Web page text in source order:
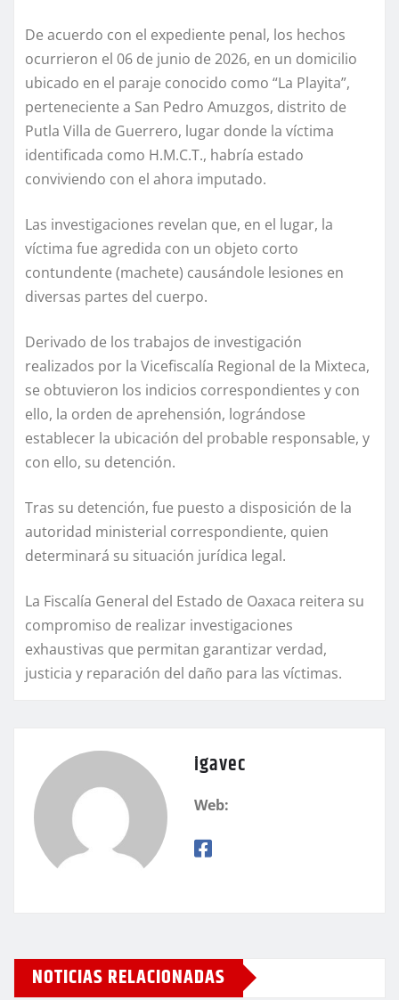
De acuerdo con el expediente penal, los hechos
ocurrieron el 06 de junio de 2026, en un domicilio
ubicado en el paraje conocido como “La Playita”,
perteneciente a San Pedro Amuzgos, distrito de
Putla Villa de Guerrero, lugar donde la víctima
identificada como H.M.C.T., habría estado
conviviendo con el ahora imputado.
Las investigaciones revelan que, en el lugar, la
víctima fue agredida con un objeto corto
contundente (machete) causándole lesiones en
diversas partes del cuerpo.
Derivado de los trabajos de investigación
realizados por la Vicefiscalía Regional de la Mixteca,
se obtuvieron los indicios correspondientes y con
ello, la orden de aprehensión, lográndose
establecer la ubicación del probable responsable, y
con ello, su detención.
Tras su detención, fue puesto a disposición de la
autoridad ministerial correspondiente, quien
determinará su situación jurídica legal.
La Fiscalía General del Estado de Oaxaca reitera su
compromiso de realizar investigaciones
exhaustivas que permitan garantizar verdad,
justicia y reparación del daño para las víctimas.
igavec
Web:
NOTICIAS RELACIONADAS